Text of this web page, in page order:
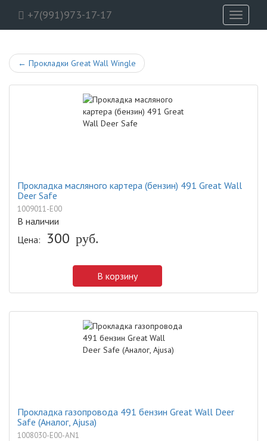
+7(991)973-17-17
Toggle
← Прокладки Great Wall Wingle
Прокладка масляного картера (бензин) 491 Great Wall
Deer Safe
1009011-E00
В наличии
Цена:
300 руб.
В корзину
Прокладка газопровода 491 бензин Great Wall Deer
Safe (Аналог, Ajusa)
1008030-E00-AN1